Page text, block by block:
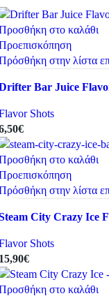
στο καλάθι
στην λίστα
Bar Juice
Shots
€
στο καλάθι
στην λίστα
City Crazy Ice
Shots
€
στο καλάθι